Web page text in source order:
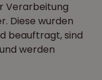
Verarbeitung
Diese wurden
beauftragt, sind
werden